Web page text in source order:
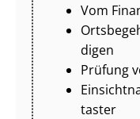
Vom
di­gen
Prüfung
tas­ter